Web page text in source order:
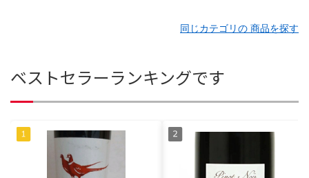
同じカテゴリの 商品を探す
ベストセラーランキングです